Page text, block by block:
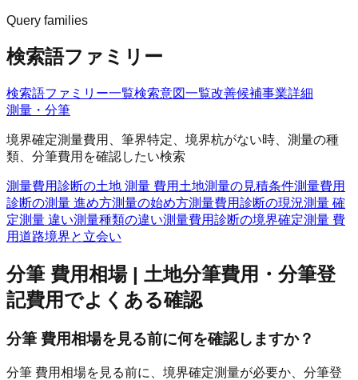
Query families
検索語ファミリー
検索語ファミリー一覧検索意図一覧改善候補事業詳細
測量・分筆
境界確定測量費用、筆界特定、境界杭がない時、測量の種
類、分筆費用を確認したい検索
測量費用診断の土地 測量 費用 土地測量の見積条件測量費用
診断の測量 進め方測量の始め方測量費用診断の現況測量 確
定測量 違い測量種類の違い測量費用診断の境界確定測量 費
用道路境界と立会い
分筆 費用相場 | 土地分筆費用・分筆登
記費用でよくある確認
分筆 費用相場を見る前に何を確認しますか？
分筆 費用相場を見る前に、境界確定測量が必要か、分筆登